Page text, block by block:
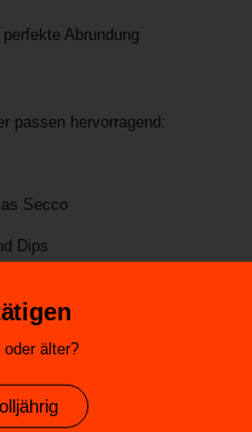
Abrundung
passen hervorragend:
Secco
Dips
älter?